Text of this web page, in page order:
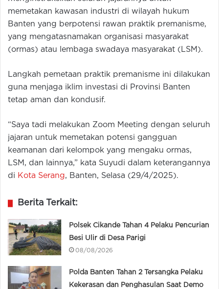
memetakan kawasan industri di wilayah hukum
Banten yang berpotensi rawan praktik premanisme,
yang mengatasnamakan organisasi masyarakat
(ormas) atau lembaga swadaya masyarakat (LSM).
Langkah pemetaan praktik premanisme ini dilakukan
guna menjaga iklim investasi di Provinsi Banten
tetap aman dan kondusif.
“Saya tadi melakukan Zoom Meeting dengan seluruh
jajaran untuk memetakan potensi gangguan
keamanan dari kelompok yang mengaku ormas,
LSM, dan lainnya,” kata Suyudi dalam keterangannya
di Kota Serang, Banten, Selasa (29/4/2025).
Berita Terkait:
Polsek Cikande Tahan 4 Pelaku Pencurian
Besi Ulir di Desa Parigi
08/08/2026
Polda Banten Tahan 2 Tersangka Pelaku
Kekerasan dan Penghasulan Saat Demo